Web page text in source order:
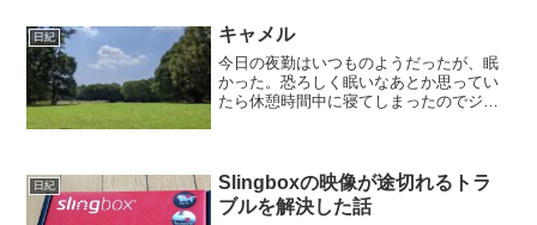
うでもいいや」とか思って...
日紀 キャメル
今日の夜勤はいつものようだったが、眠
かった。恐ろしく眠いなあとか思ってい
たら休憩時間中に寝てしまったのでジャ
ュ。」とかいっていたのがわ...
日紀
Slingboxの映像が途切れるトラ
ブルを解決した話